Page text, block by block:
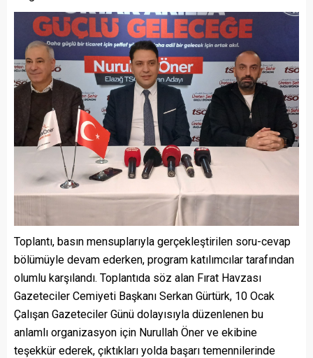
Toplantı, basın mensuplarıyla gerçekleştirilen soru-cevap
bölümüyle devam ederken, program katılımcılar tarafından
olumlu karşılandı. Toplantıda söz alan Fırat Havzası
Gazeteciler Cemiyeti Başkanı Serkan Gürtürk, 10 Ocak
Çalışan Gazeteciler Günü dolayısıyla düzenlenen bu
anlamlı organizasyon için Nurullah Öner ve ekibine
teşekkür ederek, çıktıkları yolda başarı temennilerinde